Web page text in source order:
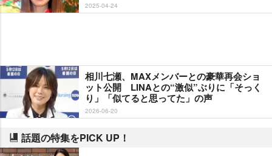
2025-04-24
相川七瀬、MAXメンバーとの豪華再会ショ
ット公開 LINAとの“激似”ぶりに「そっく
り」「似てると思ってた」の声
2026-06-20
話題の特集をPICK UP！